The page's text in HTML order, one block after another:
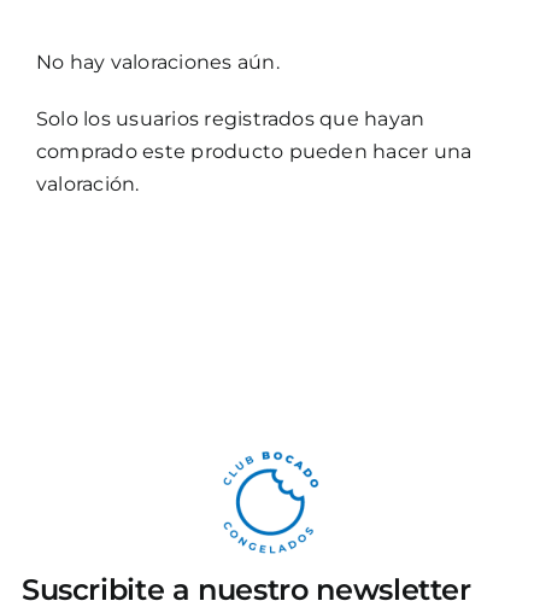
No hay valoraciones aún.
Solo los usuarios registrados que hayan
comprado este producto pueden hacer una
valoración.
Suscribite a nuestro newsletter